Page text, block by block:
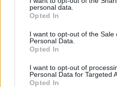
grant or deny consent to Google
use your data for below
consent section.
personal data.
Opted In
I want to opt-out of the Sale
Personal Data.
Opted In
I want to opt-out of
Personal Data for Targeted
Opted In